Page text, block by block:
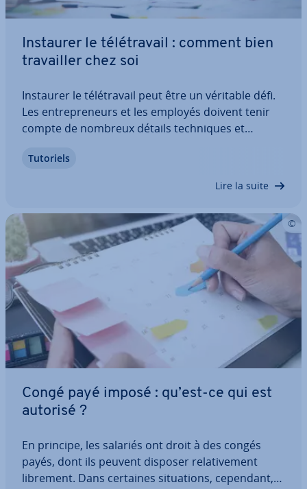
Instaurer le té­lé­tra­vail : comment bien
tra­vail­ler chez soi
Instaurer le té­lé­tra­vail peut être un véritable défi.
Les en­tre­pre­neurs et les employés doivent tenir
compte de nombreux détails tech­niques et
Le choix d’un bon logiciel et des bonnes méthodes
Tutoriels
Lire la suite
Congé payé imposé : qu’est-ce qui est
autorisé ?
En principe, les salariés ont droit à des congés
payés, dont ils peuvent disposer re­la­ti­ve­ment
librement. Dans certaines si­tua­tions, cependant,